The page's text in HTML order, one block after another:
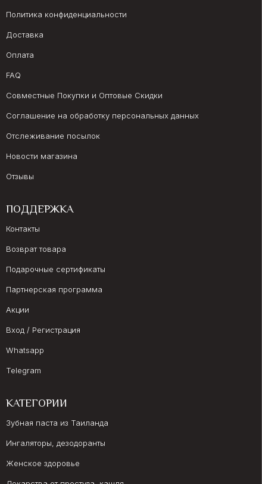
Политика конфиденциальности
Доставка
Оплата
FAQ
Совместные Покупки и Оптовые Скидки
Соглашение на обработку персональных данных
Отслеживание посылок
Новости магазина
Отзывы
ПОДДЕРЖКА
Контакты
Возврат товара
Подарочные сертификаты
Партнерская программа
Акции
Вход / Регистрация
Whatsapp
Telegram
КАТЕГОРИИ
Зубная паста из Таиланда
Ингаляторы, дезодоранты
Женское здоровье